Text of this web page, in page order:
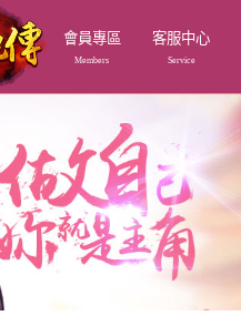
會員專區
Members
客服中心
Service